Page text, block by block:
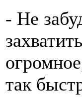
- Не
так